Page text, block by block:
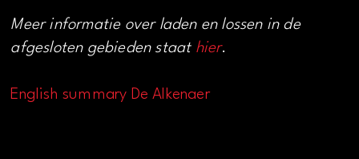
Meer informatie over laden en lossen in de
afgesloten gebieden staat hier.
English summary De Alkenaer